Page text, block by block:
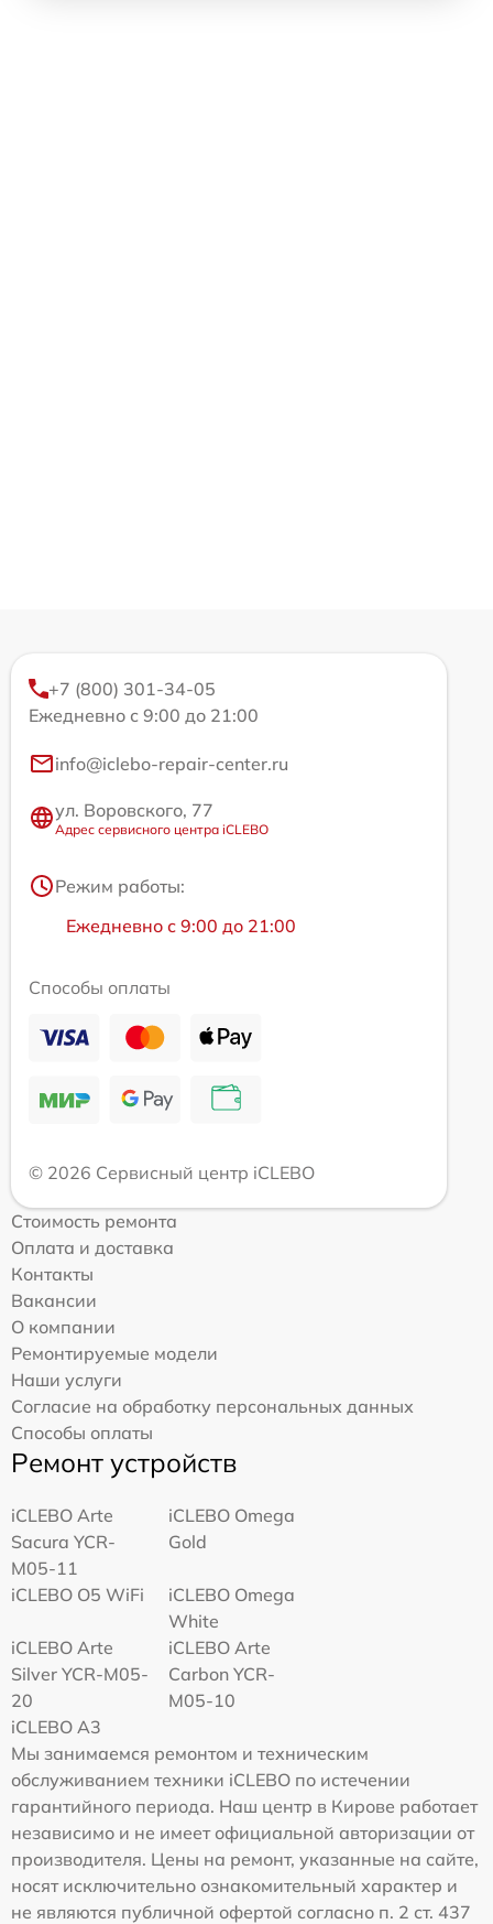
+7 (800) 301-34-05
Ежедневно с 9:00 до 21:00
info@iclebo-repair-center.ru
ул. Воровского, 77
Адрес сервисного центра iCLEBO
Режим работы:
Ежедневно с 9:00 до 21:00
Способы оплаты
© 2026 Сервисный центр iCLEBO
Стоимость ремонта
Оплата и доставка
Контакты
Вакансии
О компании
Ремонтируемые модели
Наши услуги
Согласие на обработку персональных данных
Способы оплаты
Ремонт устройств
iCLEBO Arte
Sacura YCR-
M05-11
iCLEBO Omega
Gold
iCLEBO O5 WiFi
iCLEBO Omega
White
iCLEBO Arte
Silver YCR-M05-
20
iCLEBO Arte
Carbon YCR-
M05-10
iCLEBO A3
Мы занимаемся ремонтом и техническим
обслуживанием техники iCLEBO по истечении
гарантийного периода. Наш центр в Кирове работает
независимо и не имеет официальной авторизации от
производителя. Цены на ремонт, указанные на сайте,
носят исключительно ознакомительный характер и
не являются публичной офертой согласно п. 2 ст. 437